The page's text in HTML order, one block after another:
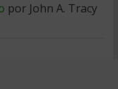
por John A. Tracy